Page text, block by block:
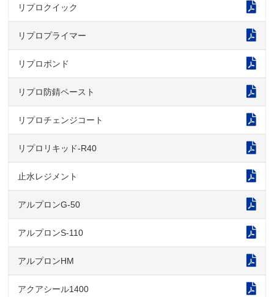
リプロクイック
リプロプライマー
リプロボンド
リプロ防錆ペースト
リプロチェンジコート
リプロリキッド-R40
止水レジメント
アルプロンG-50
アルプロンS-110
アルプロンHM
アクアシール1400